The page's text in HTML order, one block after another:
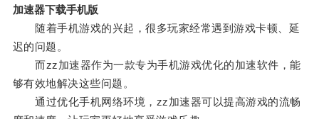
加速器下载手机版
随着手机游戏的兴起，很多玩家经常遇到游戏卡顿、延
迟的问题。
而zz加速器作为一款专为手机游戏优化的加速软件，能
够有效地解决这些问题。
通过优化手机网络环境，zz加速器可以提高游戏的流畅